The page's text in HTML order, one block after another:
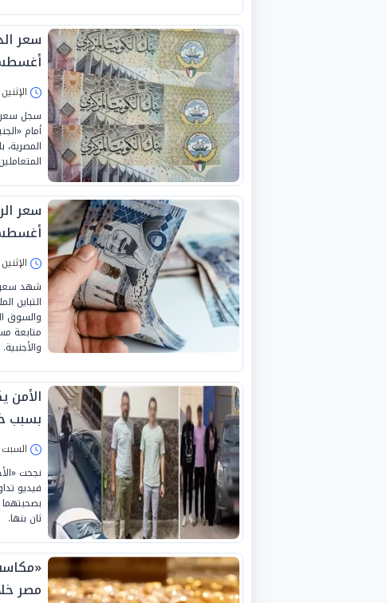
أغسطس
الإثنين 03/أغسطس/2026 - 11:00 ص
أمام
أغسطس
الإثنين 03/أغسطس/2026 - 10:30 ص
التباين
والسوق
متابعة
والأجنبية.
بسبب
السبت 01/أغسطس/2026 - 06:25 م
نجحت
فيديو
ثان بنها.
مصر